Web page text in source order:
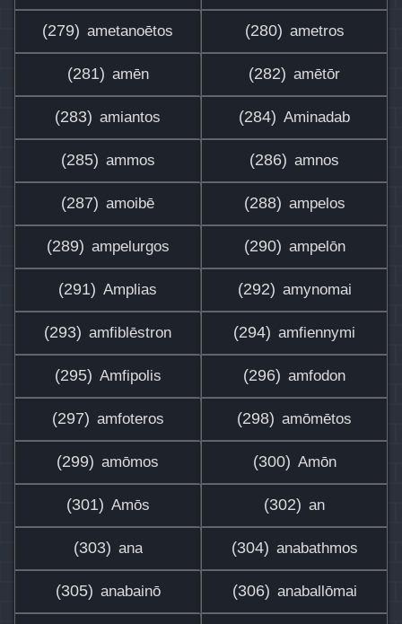
(279) ametanoētos (280) ametros
(281) amēn (282) amētōr
(283) amiantos (284) Aminadab
(285) ammos (286) amnos
(287) amoibē (288) ampelos
(289) ampelurgos (290) ampelōn
(291) Amplias (292) amynomai
(293) amfiblēstron (294) amfiennymi
(295) Amfipolis (296) amfodon
(297) amfoteros (298) amōmētos
(299) amōmos (300) Amōn
(301) Amōs (302) an
(303) ana (304) anabathmos
(305) anabainō (306) anaballōmai